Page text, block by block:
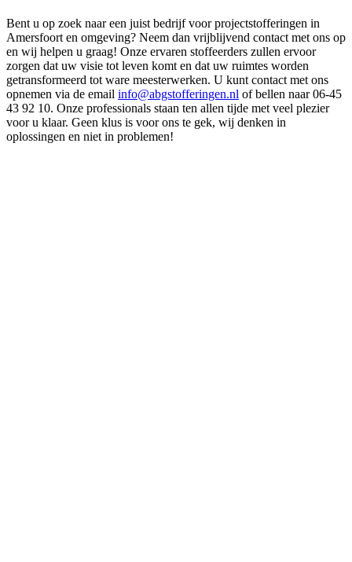
Bent u op zoek naar een juist bedrijf voor projectstofferingen in
Amersfoort en omgeving? Neem dan vrijblijvend contact met ons op
en wij helpen u graag! Onze ervaren stoffeerders zullen ervoor
zorgen dat uw visie tot leven komt en dat uw ruimtes worden
getransformeerd tot ware meesterwerken. U kunt contact met ons
opnemen via de email info@abgstofferingen.nl of bellen naar 06-45
43 92 10. Onze professionals staan ten allen tijde met veel plezier
voor u klaar. Geen klus is voor ons te gek, wij denken in
oplossingen en niet in problemen!